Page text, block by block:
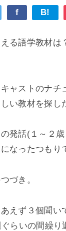
f B!
る語学教材
ャストのナ
い教材を探し
発話(１～２
なったつもり
づき。
えず３個聞
らいの間繰り